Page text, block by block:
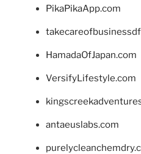
PikaPikaApp.com
HamadaOfJapan.com
VersifyLifestyle.com
antaeuslabs.com